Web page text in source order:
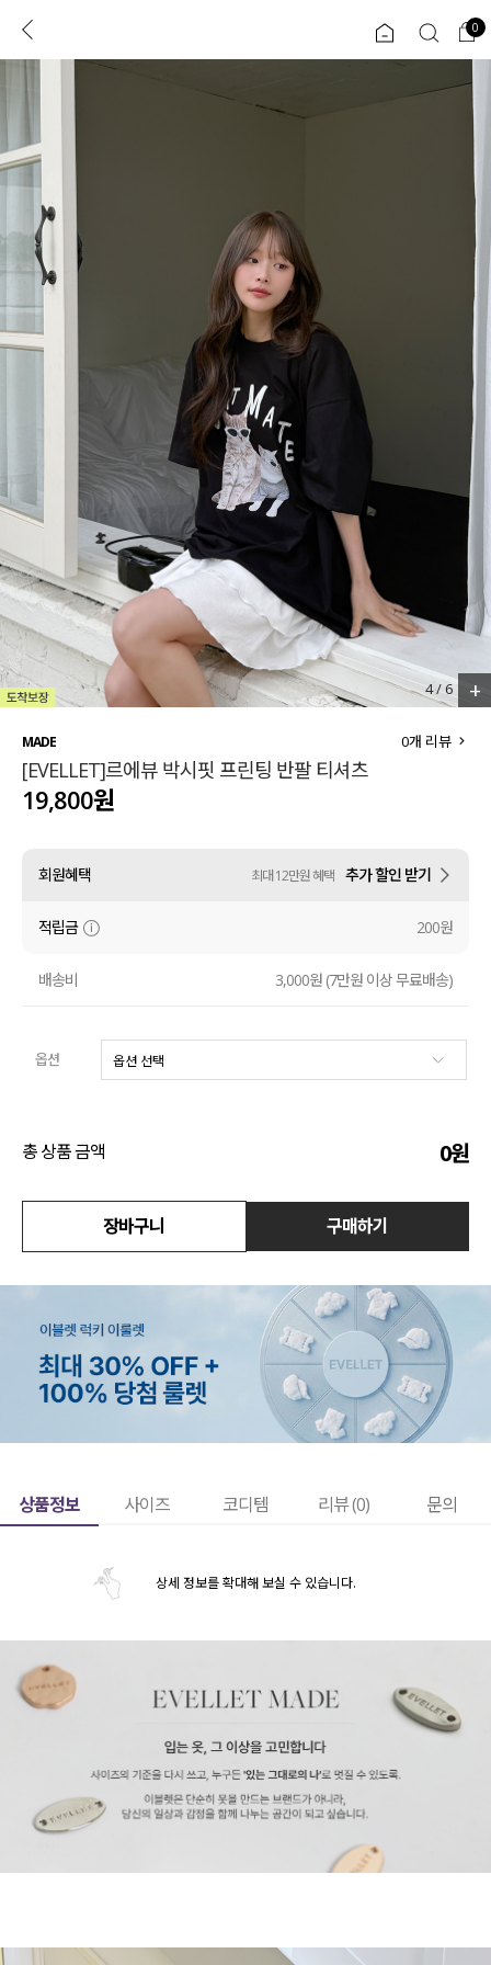
로그인 0
콘텐츠 입
CATEGORY
도착보장⚡
인플루언서 pick!
세트할인 ~30%
하객룩
살안타템
110사이즈
티셔츠
셔츠
원피스
니트
ALL
익스클루시브
아우터
티셔츠
니트
원피스
팬츠
스커트
언더웨어
0
4/6 +
MADE
[EVELLET]르에뷰 박시핏 프린팅 반팔 티셔츠
0개 리뷰
19,800원
회원혜택 최대 12만원 혜택 추가 할인 받기
적립금 200원
배송비 3,000원 (7만원 이상 무료배송)
옵션
총 상품 금액 0원
장바구니 구매하기
상품정보 사이즈 코디템 리뷰 (0) 문의
상세 정보를 확대해 보실 수 있습니다.